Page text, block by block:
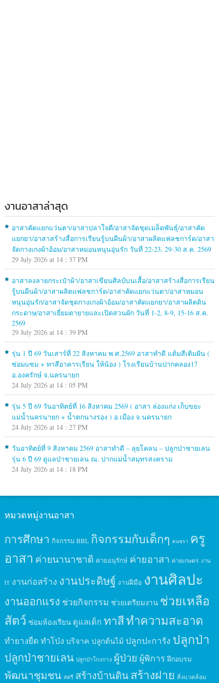
งานอาสาล่าสุด
อาสาคัดแยกแว่นตา/อาสาปลาใจดี/อาสาจัดชุดเมล็ดพันธุ์/อาสาคัด
แยกยา/อาสาสร้างสื่อการเรียนรู้บนผืนผ้า/อาสาผลิตแฟลชการ์ด/อาสา
จัดกางเกงผ้าอ้อม/อาสาหมอนหนุนอุ่นรัก วันที่ 22-23, 29-30 ส.ค. 2569
29 July 2026 at 14 : 37 PM
อาสาลงลายกระเป๋าผ้า/อาสาเขียนศิลป์บนเสื้อ/อาสาสร้างสื่อการเรียน
รู้บนผืนผ้า/อาสาผลิตแฟลชการ์ด/อาสาคัดแยกแว่นตา/อาสาหมอน
หนุนอุ่นรัก/อาสาจัดชุดกางเกงผ้าอ้อม/อาสาคัดแยกยา/อาสาผลิตดิน
กระดาษ/อาสาเยี่ยมตายายและเปิดสวนผัก วันที่ 1-2, 8-9, 15-16 ส.ค.
2569
29 July 2026 at 14 : 39 PM
รุ่น 1 ปี 69 วันเสาร์ที่ 22 สิงหาคม พ.ศ.2569 อาสาทำดี แต้มสีเติมฝัน (
ซ่อมแซม + ทาสีอาคารเรียน ให้น้อง ) โรงเรียนบ้านปากคลอง17
อ.องครักษ์ จ.นครนายก
24 July 2026 at 14 : 05 PM
รุ่น 5 ปี 69 วันอาทิตย์ที่ 16 สิงหาคม 2569 ( อาสา ล่องแก่ง เก็บขยะ
แม่น้ำนครนายก + น้ำตกนางรอง ) อ.เมือง จ.นครนายก
24 July 2026 at 14 : 27 PM
วันอาทิตย์ที่ 9 สิงหาคม 2569 อาสาทำดี – ลุยโคลน – ปลูกป่าชายเลน
รุ่น 6 ปี 69 ดูแลป่าชายเลน ณ. ปากแม่น้ำสมุทรสงคราม
24 July 2026 at 14 : 18 PM
หมวดหมู่งานอาสา
การศึกษา กิจกรรม BBL กิจกรรมกับเด็กๆ คนชรา ครู
อาสา ค่ายนานาชาติ ค่ายอนุรักษ์ ค่ายอาสา ค่ายเกษตร งาน
IT งานก่อสร้าง งานประดิษฐ์ งานฝีมือ งานศิลปะ
งานออกแรง ช่วยกิจกรรม ช่วยเตรียมงาน ช่วยเหลือ
สัตว์ ซ่อมห้องเรียน ดูแลเด็ก ทาสีทำความสะอาด
ทำยางยืด ทำโป่ง บริจาค ปลูกต้นไม้ ปลูกปะการัง ปลูกป่า
ปลูกป่าชายเลน ปลูกป่าโกงกาง ผู้ป่วย ผู้พิการ ฝึกอบรม
พัฒนาชุมชน สตรี สร้างบ้านดินสร้างฝาย สิ่งแวดล้อม